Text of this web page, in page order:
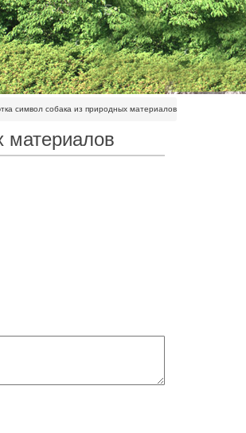
символ собака из природных материалов
материалов
людей
-20%.Статуэтки
Спасатель”
Керамика. Символ